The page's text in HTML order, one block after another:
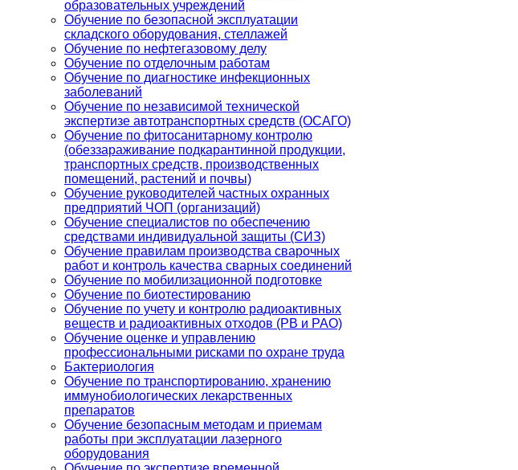
образовательных учреждений
Обучение по безопасной эксплуатации
складского оборудования, стеллажей
Обучение по нефтегазовому делу
Обучение по отделочным работам
Обучение по диагностике инфекционных
заболеваний
Обучение по независимой технической
экспертизе автотранспортных средств (ОСАГО)
Обучение по фитосанитарному контролю
(обеззараживание подкарантинной продукции,
транспортных средств, производственных
помещений, растений и почвы)
Обучение руководителей частных охранных
предприятий ЧОП (организаций)
Обучение специалистов по обеспечению
средствами индивидуальной защиты (СИЗ)
Обучение правилам производства сварочных
работ и контроль качества сварных соединений
Обучение по мобилизационной подготовке
Обучение по биотестированию
Обучение по учету и контролю радиоактивных
веществ и радиоактивных отходов (РВ и РАО)
Обучение оценке и управлению
профессиональными рисками по охране труда
Бактериология
Обучение по транспортированию, хранению
иммунобиологических лекарственных
препаратов
Обучение безопасным методам и приемам
работы при эксплуатации лазерного
оборудования